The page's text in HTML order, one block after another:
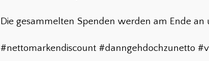
Die gesammelten Spenden werden am Ende an
#nettomarkendiscount #danngehdochzunetto